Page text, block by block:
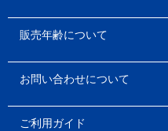
販売年齢について
お問い合わせについて
ご利用ガイド